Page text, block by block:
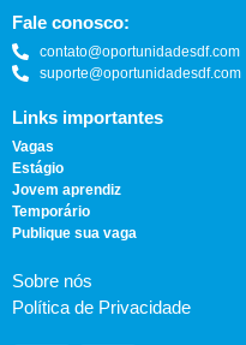
Fale conosco:
contato@oportunidadesdf.com
suporte@oportunidadesdf.com
Links importantes
Vagas
Estágio
Jovem aprendiz
Temporário
Publique sua vaga
Sobre nós
Política de Privacidade